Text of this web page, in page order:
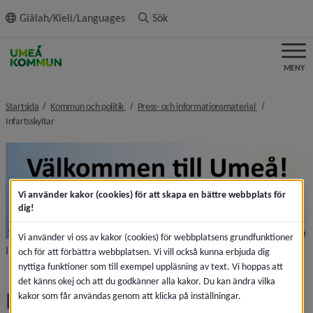
innehållet
Giälah/Kieli/Languages Sök
MENY
Startsida Kommun och politik nivå i brödsmulenavigeringen
Press- och informationsmaterial nivå i
Infartsskyltarnivå i brödsmulenavigeringen
Infartsskyltarna finns vid de stora infarterna till Umeå.
Infartsskyltar
Vi använder kakor (cookies) för att skapa en bättre webbplats för
dig!
Vi använder vi oss av kakor (cookies) för webbplatsens grundfunktioner
och för att förbättra webbplatsen. Vi vill också kunna erbjuda dig
nyttiga funktioner som till exempel uppläsning av text. Vi hoppas att
det känns okej och att du godkänner alla kakor. Du kan ändra vilka
kakor som får användas genom att klicka på inställningar.